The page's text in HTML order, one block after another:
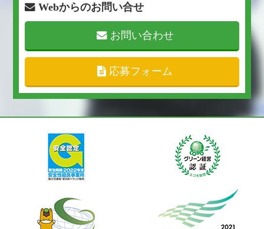
Webからのお問い合せ
お問い合わせ
応募フォーム